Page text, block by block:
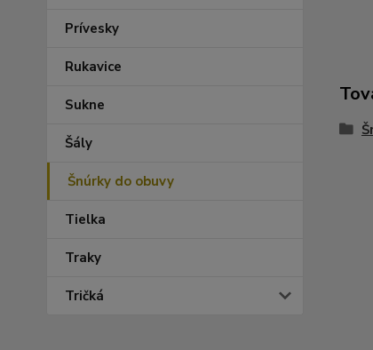
Prívesky
Rukavice
Sukne
Šály
Šnúrky do obuvy
Tielka
Traky
Tričká